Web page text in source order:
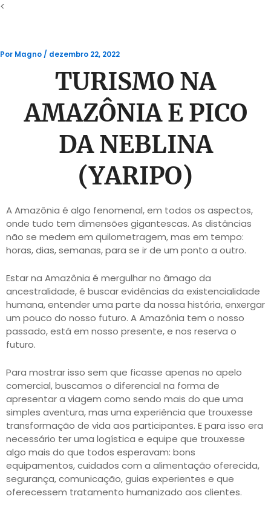
<
Por Magno / dezembro 22, 2022
TURISMO NA
AMAZÔNIA E PICO
DA NEBLINA
(YARIPO)
A Amazônia é algo fenomenal, em todos os aspectos,
onde tudo tem dimensões gigantescas. As distâncias
não se medem em quilometragem, mas em tempo:
horas, dias, semanas, para se ir de um ponto a outro.
Estar na Amazônia é mergulhar no âmago da
ancestralidade, é buscar evidências da existencialidade
humana, entender uma parte da nossa história, enxergar
um pouco do nosso futuro. A Amazônia tem o nosso
passado, está em nosso presente, e nos reserva o
futuro.
Para mostrar isso sem que ficasse apenas no apelo
comercial, buscamos o diferencial na forma de
apresentar a viagem como sendo mais do que uma
simples aventura, mas uma experiência que trouxesse
transformação de vida aos participantes. E para isso era
necessário ter uma logística e equipe que trouxesse
algo mais do que todos esperavam: bons
equipamentos, cuidados com a alimentação oferecida,
segurança, comunicação, guias experientes e que
oferecessem tratamento humanizado aos clientes.